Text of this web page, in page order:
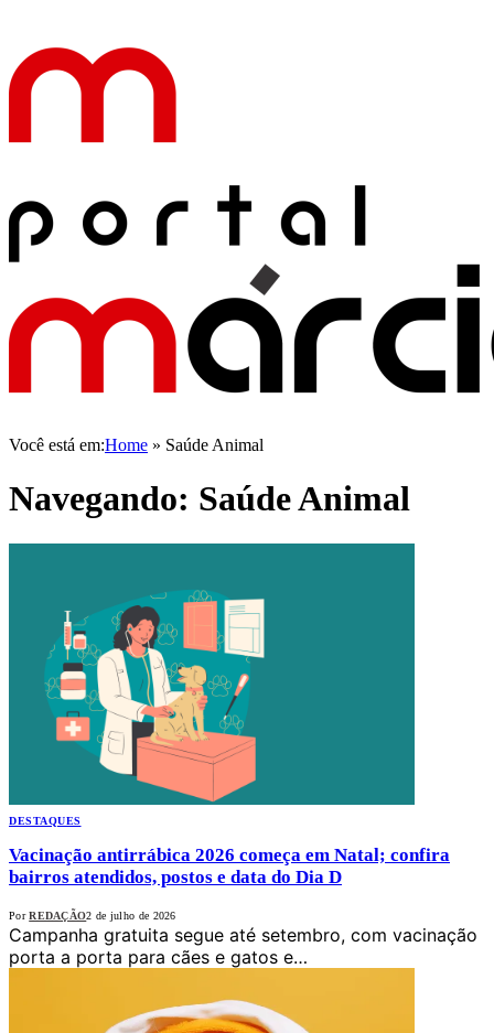
Você está em:Home » Saúde Animal
Navegando: Saúde Animal
DESTAQUES
Vacinação antirrábica 2026 começa em Natal; confira
bairros atendidos, postos e data do Dia D
Por REDAÇÃO2 de julho de 2026
Campanha gratuita segue até setembro, com vacinação
porta a porta para cães e gatos e…